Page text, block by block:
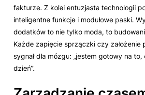
fakturze. Z kolei entuzjasta technologii
inteligentne funkcje i modułowe paski.
dodatków to nie tylko moda, to
Każde zapięcie sprzączki czy założenie
sygnał dla mózgu: „jestem gotowy na
dzień”.